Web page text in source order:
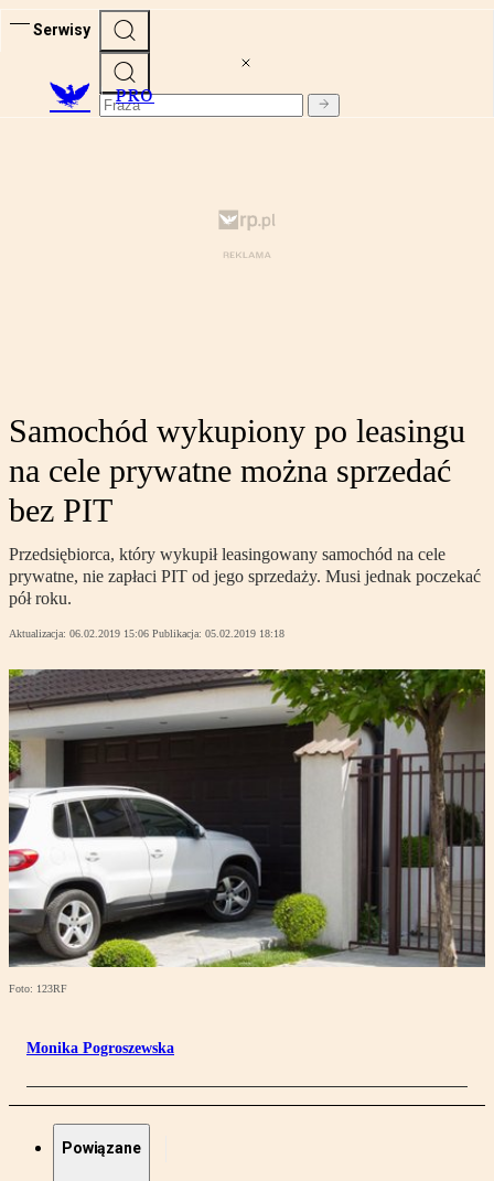
Serwisy
PRO
Samochód wykupiony po leasingu
na cele prywatne można sprzedać
bez PIT
Przedsiębiorca, który wykupił leasingowany samochód na cele
prywatne, nie zapłaci PIT od jego sprzedaży. Musi jednak poczekać
pół roku.
Aktualizacja: 06.02.2019 15:06 Publikacja: 05.02.2019 18:18
Foto: 123RF
Monika Pogroszewska
Powiązane